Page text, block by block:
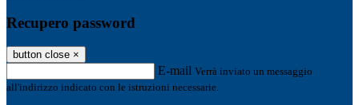
Recupero password
button close ×
E-mail Verrà inviato un messaggio
all'indirizzo indicato con le istruzioni necessarie.